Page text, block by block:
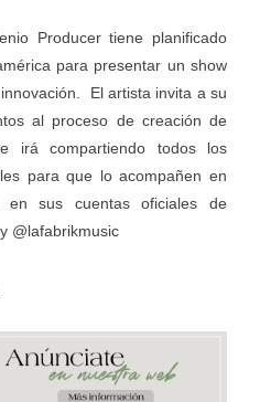
Producer tiene planificado
para presentar un show
El artista invita a su
al proceso de creación de
irá compartiendo todos los
para que lo acompañen en
en sus cuentas oficiales de
@lafabrikmusic